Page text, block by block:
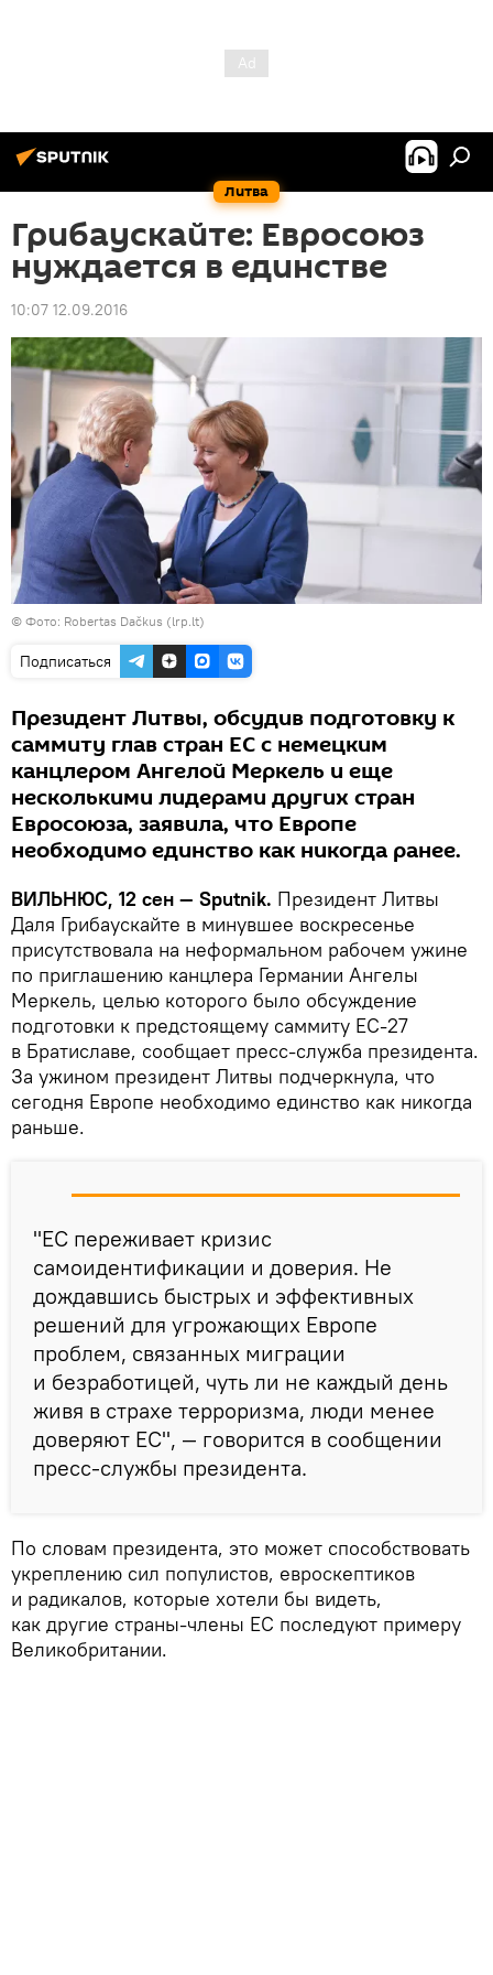
Литва
Грибаускайте: Евросоюз
нуждается в единстве
10:07 12.09.2016
© Фото: Robertas Dačkus (lrp.lt)
Подписаться
Президент Литвы, обсудив подготовку к
саммиту глав стран ЕС с немецким
канцлером Ангелой Меркель и еще
несколькими лидерами других стран
Евросоюза, заявила, что Европе
необходимо единство как никогда ранее.
ВИЛЬНЮС, 12 сен — Sputnik. Президент Литвы
Даля Грибаускайте в минувшее воскресенье
присутствовала на неформальном рабочем ужине
по приглашению канцлера Германии Ангелы
Меркель, целью которого было обсуждение
подготовки к предстоящему саммиту ЕС-27
в Братиславе, сообщает пресс-служба президента.
За ужином президент Литвы подчеркнула, что
сегодня Европе необходимо единство как никогда
раньше.
"ЕС переживает кризис
самоидентификации и доверия. Не
дождавшись быстрых и эффективных
решений для угрожающих Европе
проблем, связанных миграции
и безработицей, чуть ли не каждый день
живя в страхе терроризма, люди менее
доверяют ЕС", — говорится в сообщении
пресс-службы президента.
По словам президента, это может способствовать
укреплению сил популистов, евроскептиков
и радикалов, которые хотели бы видеть,
как другие страны-члены ЕС последуют примеру
Великобритании.